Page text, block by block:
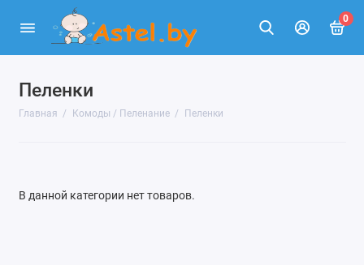
0
Пеленки
Главная Комоды / Пеленание Пеленки
Комод пеленальный
Пеленки
В данной категории нет товаров.